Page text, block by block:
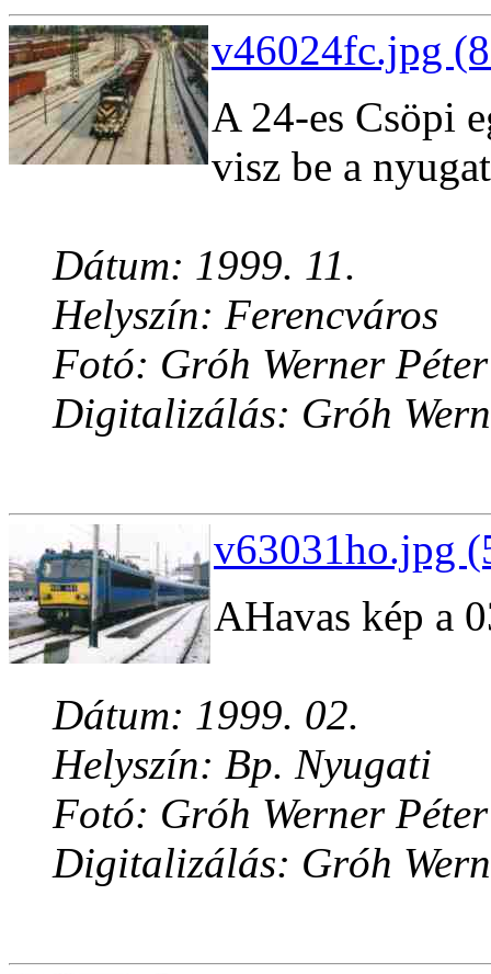
v46024fc.jpg
A 24-es Csöpi
visz be a
Dátum: 1999. 11.
Helyszín: Ferencváros
Fotó: Gróh Werner Péter
Digitalizálás: Gróh
v63031ho.jpg
AHavas kép a
Dátum: 1999. 02.
Helyszín: Bp. Nyugati
Fotó: Gróh Werner Péter
Digitalizálás: Gróh